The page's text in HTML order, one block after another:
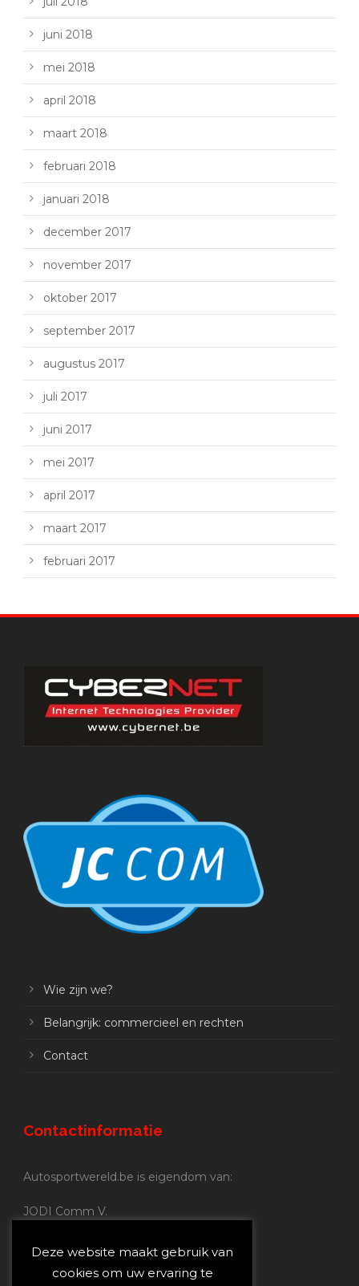
juni 2018
mei 2018
april 2018
maart 2018
februari 2018
januari 2018
december 2017
november 2017
oktober 2017
september 2017
augustus 2017
juli 2017
juni 2017
mei 2017
april 2017
maart 2017
februari 2017
Wie zijn we?
Belangrijk: commercieel en rechten
Contact
Contactinformatie
Autosportwereld.be is eigendom van:
JODI Comm V.
Nijverheidsstraat 70
2160 Wommelgem
Deze website maakt gebruik van
cookies om uw ervaring te